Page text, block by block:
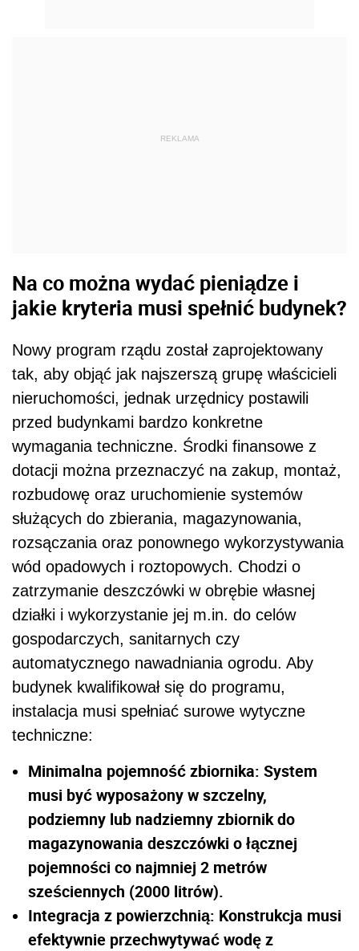
REKLAMA
Na co można wydać pieniądze i
jakie kryteria musi spełnić budynek?
Nowy program rządu został zaprojektowany
tak, aby objąć jak najszerszą grupę właścicieli
nieruchomości, jednak urzędnicy postawili
przed budynkami bardzo konkretne
wymagania techniczne. Środki finansowe z
dotacji można przeznaczyć na zakup, montaż,
rozbudowę oraz uruchomienie systemów
służących do zbierania, magazynowania,
rozsączania oraz ponownego wykorzystywania
wód opadowych i roztopowych. Chodzi o
zatrzymanie deszczówki w obrębie własnej
działki i wykorzystanie jej m.in. do celów
gospodarczych, sanitarnych czy
automatycznego nawadniania ogrodu. Aby
budynek kwalifikował się do programu,
instalacja musi spełniać surowe wytyczne
techniczne:
Minimalna pojemność zbiornika: System
musi być wyposażony w szczelny,
podziemny lub nadziemny zbiornik do
magazynowania deszczówki o łącznej
pojemności co najmniej 2 metrów
sześciennych (2000 litrów).
Integracja z powierzchnią: Konstrukcja musi
efektywnie przechwytywać wodę z